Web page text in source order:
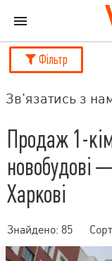
Фільтр
Зв'язатись з
Продаж 1-
новобудові
Харкові
Знайдено: 85